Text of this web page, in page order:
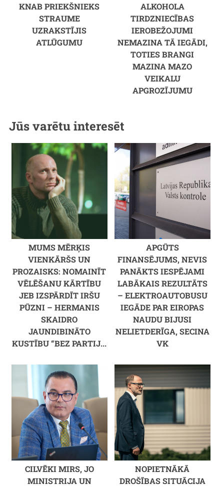
KNAB PRIEKŠNIEKS
STRAUME
UZRAKSTĪJIS
ATLŪGUMU
ALKOHOLA
TIRDZNIECĪBAS
IEROBEŽOJUMI
NEMAZINA TĀ IEGĀDI,
TOTIES BRANGI
MAZINA MAZO
VEIKALU
APGROZĪJUMU
Jūs varētu interesēt
MUMS MĒRĶIS
VIENKĀRŠS UN
PROZAISKS: NOMAINĪT
VĒLĒŠANU KĀRTĪBU
JEB IZSPĀRDĪT IRŠU
PŪZNI – HERMANIS
SKAIDRO
JAUNDIBINĀTO
KUSTĪBU “BEZ PARTIJ...
APGŪTS
FINANSĒJUMS, NEVIS
PANĀKTS IESPĒJAMI
LABĀKAIS REZULTĀTS
– ELEKTROAUTOBUSU
IEGĀDE PAR EIROPAS
NAUDU BIJUSI
NELIETDERĪGA, SECINA
VK
CILVĒKI MIRS, JO
MINISTRIJA UN
NOPIETNĀKĀ
DROŠĪBAS SITUĀCIJA